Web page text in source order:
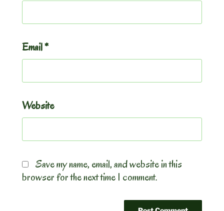
Email*
Website
Save my name, email, and website in this
browser for the next time I comment.